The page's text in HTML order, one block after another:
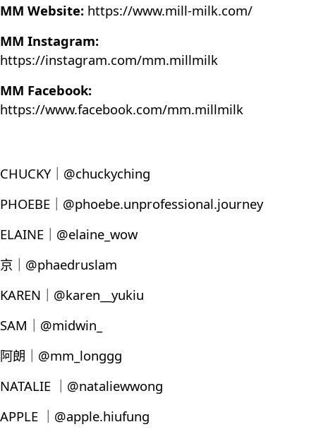
MM Website: https://www.mill-milk.com/
MM Instagram:
https://instagram.com/mm.millmilk
MM Facebook:
https://www.facebook.com/mm.millmilk
CHUCKY｜@chuckyching
PHOEBE｜@phoebe.unprofessional.journey
ELAINE｜@elaine_wow
京｜@phaedruslam
KAREN｜@karen__yukiu
SAM｜@midwin_
阿朗｜@mm_longgg
NATALIE ｜@nataliewwong
APPLE ｜@apple.hiufung